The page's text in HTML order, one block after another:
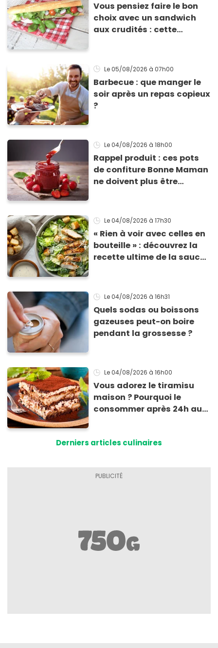
Vous pensiez faire le bon
choix avec un sandwich
aux crudités : cette
Le 05/08/2026 à 07h00
Barbecue : que manger le
soir après un repas copieux
?
Le 04/08/2026 à 18h00
Rappel produit : ces pots
de confiture Bonne Maman
ne doivent plus être
morceaux de verre
Le 04/08/2026 à 17h30
« Rien à voir avec celles en
bouteille » : découvrez la
recette ultime de la sauce
Le 04/08/2026 à 16h31
Quels sodas ou boissons
gazeuses peut-on boire
pendant la grossesse ?
Le 04/08/2026 à 16h00
Vous adorez le tiramisu
maison ? Pourquoi le
consommer après 24h au
Derniers articles culinaires